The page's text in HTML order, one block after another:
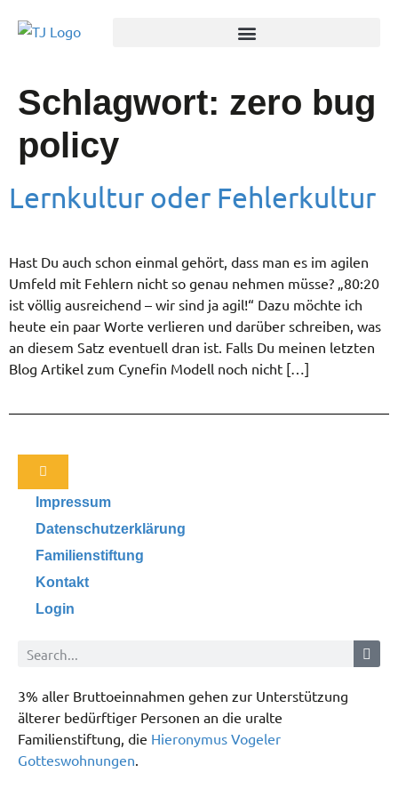
Schlagwort: zero bug
policy
Lernkultur oder Fehlerkultur
Hast Du auch schon einmal gehört, dass man es im agilen
Umfeld mit Fehlern nicht so genau nehmen müsse? „80:20
ist völlig ausreichend – wir sind ja agil!“ Dazu möchte ich
heute ein paar Worte verlieren und darüber schreiben, was
an diesem Satz eventuell dran ist. Falls Du meinen letzten
Blog Artikel zum Cynefin Modell noch nicht […]
Impressum
Datenschutzerklärung
Familienstiftung
Kontakt
Login
3% aller Bruttoeinnahmen gehen zur Unterstützung
älterer bedürftiger Personen an die uralte
Familienstiftung, die Hieronymus Vogeler
Gotteswohnungen.